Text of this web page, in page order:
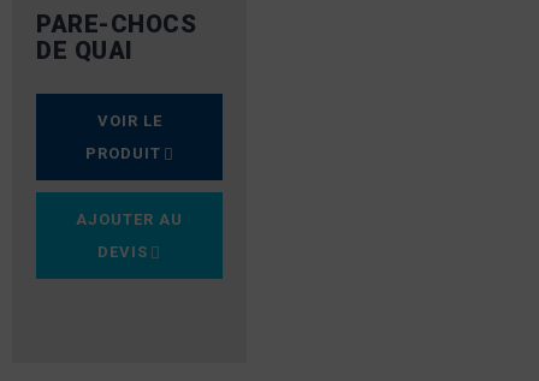
PARE-CHOCS
DE QUAI
VOIR LE
PRODUIT
AJOUTER AU
DEVIS